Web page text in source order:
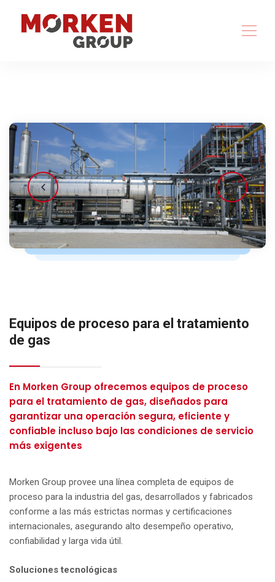
Equipos de proceso para el tratamiento
de gas
En Morken Group ofrecemos equipos de proceso
para el tratamiento de gas, diseñados para
garantizar una operación segura, eficiente y
confiable incluso bajo las condiciones de servicio
más exigentes
Morken Group provee una línea completa de equipos de
proceso para la industria del gas, desarrollados y fabricados
conforme a las más estrictas normas y certificaciones
internacionales, asegurando alto desempeño operativo,
confiabilidad y larga vida útil.
Soluciones tecnológicas